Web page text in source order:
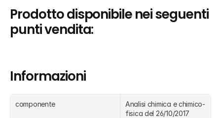
Prodotto disponibile nei seguenti
punti vendita:
Informazioni
componente
Analisi chimica e chimico-
fisica del 26/10/2017